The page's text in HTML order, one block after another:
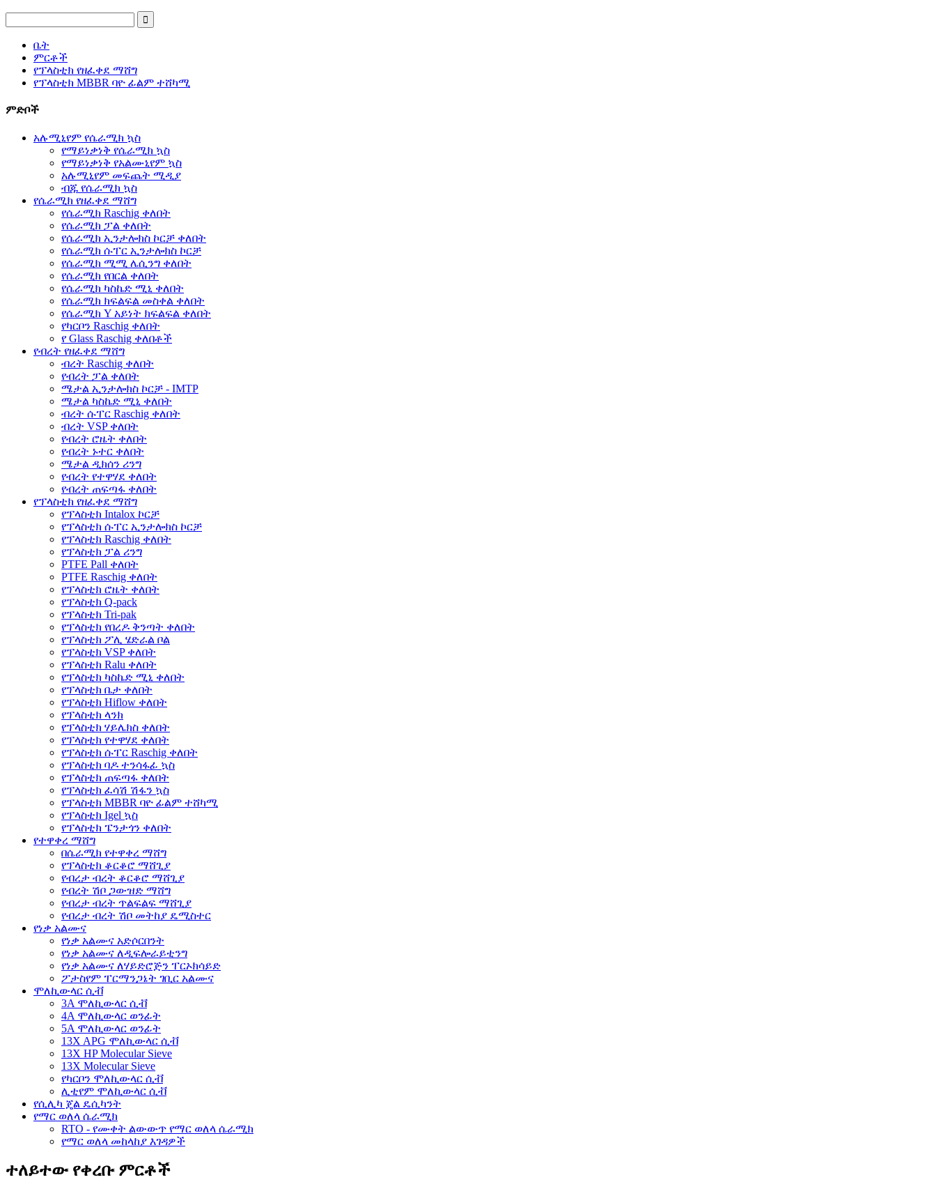
ቤት
ምርቶች
የፕላስቲክ የዘፈቀደ ማሸግ
የፕላስቲክ MBBR ባዮ ፊልም ተሸካሚ
ምድቦች
አሉሚኒየም የሴራሚክ ኳስ
የማይነቃነቅ የሴራሚክ ኳስ
የማይነቃነቅ የአልሙኒየም ኳስ
አሉሚኒየም መፍጨት ሚዲያ
ብጁ የሴራሚክ ኳስ
የሴራሚክ የዘፈቀደ ማሸግ
የሴራሚክ Raschig ቀለበት
የሴራሚክ ፓል ቀለበት
የሴራሚክ ኢንታሎክስ ኮርቻ ቀለበት
የሴራሚክ ሱፐር ኢንታሎክስ ኮርቻ
የሴራሚክ ሚሚ ሌሲንግ ቀለበት
የሴራሚክ የበርል ቀለበት
የሴራሚክ ካስኬድ ሚኒ ቀለበት
የሴራሚክ ክፍልፍል መስቀል ቀለበት
የሴራሚክ Y አይነት ክፍልፍል ቀለበት
የካርቦን Raschig ቀለበት
የ Glass Raschig ቀለበቶች
የብረት የዘፈቀደ ማሸግ
ብረት Raschig ቀለበት
የብረት ፓል ቀለበት
ሜታል ኢንታሎክስ ኮርቻ - IMTP
ሜታል ካስኬድ ሚኒ ቀለበት
ብረት ሱፐር Raschig ቀለበት
ብረት VSP ቀለበት
የብረት ሮዜት ቀለበት
የብረት ኑተር ቀለበት
ሜታል ዲክሰን ሪንግ
የብረት የተዋሃደ ቀለበት
የብረት ጠፍጣፋ ቀለበት
የፕላስቲክ የዘፈቀደ ማሸግ
የፕላስቲክ Intalox ኮርቻ
የፕላስቲክ ሱፐር ኢንታሎክስ ኮርቻ
የፕላስቲክ Raschig ቀለበት
የፕላስቲክ ፓል ሪንግ
PTFE Pall ቀለበት
PTFE Raschig ቀለበት
የፕላስቲክ ሮዜት ቀለበት
የፕላስቲክ Q-pack
የፕላስቲክ Tri-pak
የፕላስቲክ የበረዶ ቅንጣት ቀለበት
የፕላስቲክ ፖሊ ሄድራል ቦል
የፕላስቲክ VSP ቀለበት
የፕላስቲክ Ralu ቀለበት
የፕላስቲክ ካስኬድ ሚኒ ቀለበት
የፕላስቲክ ቤታ ቀለበት
የፕላስቲክ Hiflow ቀለበት
የፕላስቲክ ላንክ
የፕላስቲክ ሃይሌክስ ቀለበት
የፕላስቲክ የተዋሃደ ቀለበት
የፕላስቲክ ሱፐር Raschig ቀለበት
የፕላስቲክ ባዶ ተንሳፋፊ ኳስ
የፕላስቲክ ጠፍጣፋ ቀለበት
የፕላስቲክ ፈሳሽ ሽፋን ኳስ
የፕላስቲክ MBBR ባዮ ፊልም ተሸካሚ
የፕላስቲክ Igel ኳስ
የፕላስቲክ ፔንታጎን ቀለበት
የተዋቀረ ማሸግ
በሴራሚክ የተዋቀረ ማሸግ
የፕላስቲክ ቆርቆሮ ማሸጊያ
የብረታ ብረት ቆርቆሮ ማሸጊያ
የብረት ሽቦ ጋውዝድ ማሸግ
የብረታ ብረት ጥልፍልፍ ማሸጊያ
የብረታ ብረት ሽቦ መትከያ ዴሚስተር
የነቃ አልሙና
የነቃ አልሙና አድሶርበንት
የነቃ አልሙና ለዲፍሎራይቲንግ
የነቃ አልሙና ለሃይድሮጅን ፐርኦክሳይድ
ፖታስየም ፐርማንጋኔት ገቢር አልሙና
ሞለኪውላር ሲቭ
3A ሞለኪውላር ሲቭ
4A ሞለኪውላር ወንፊት
5A ሞለኪውላር ወንፊት
13X APG ሞለኪውላር ሲቭ
13X HP Molecular Sieve
13X Molecular Sieve
የካርቦን ሞለኪውላር ሲቭ
ሊቲየም ሞለኪውላር ሲቭ
የሲሊካ ጄል ዴሲካንት
የማር ወለላ ሴራሚክ
RTO - የሙቀት ልውውጥ የማር ወለላ ሴራሚክ
የማር ወለላ መከላከያ እገዳዎች
ተለይተው የቀረቡ ምርቶች